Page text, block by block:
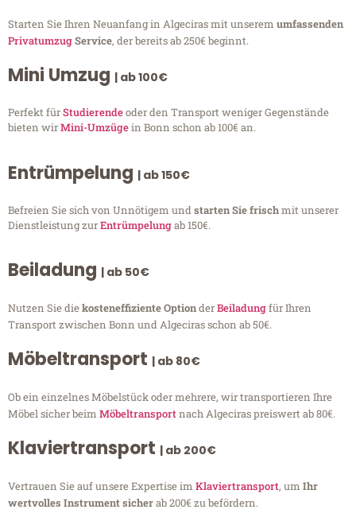
Starten Sie Ihren Neuanfang in Algeciras mit unserem umfassenden
PrivatumzugService, der bereits ab 250€ beginnt.
Mini Umzug | ab 100€
Perfekt fürStudierendeoder den Transport weniger Gegenstände
bieten wirMini-Umzügein Bonn schon ab 100€ an.
Entrümpelung | ab 150€
Befreien Sie sich von Unnötigem undstarten Sie frischmit unserer
Dienstleistung zurEntrümpelungab 150€.
Beiladung | ab 50€
Nutzen Sie diekosteneffiziente OptionderBeiladungfür Ihren
Transport zwischen Bonn und Algeciras schon ab 50€.
Möbeltransport | ab 80€
Ob ein einzelnes Möbelstück oder mehrere, wir transportieren Ihre
Möbel sicher beim Möbeltransportnach Algeciras preiswert ab 80€.
Klaviertransport | ab 200€
Vertrauen Sie auf unsere Expertise im Klaviertransport, um Ihr
wertvolles Instrument sicherab 200€ zu befördern.